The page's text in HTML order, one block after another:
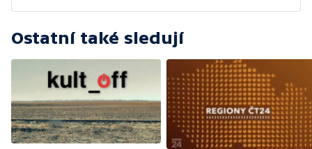
Ostatní také sledují